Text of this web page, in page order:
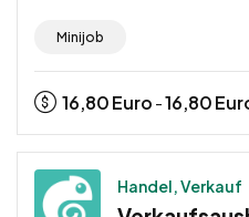
Minijob
16,80Euro -16,80
Handel, Verkauf